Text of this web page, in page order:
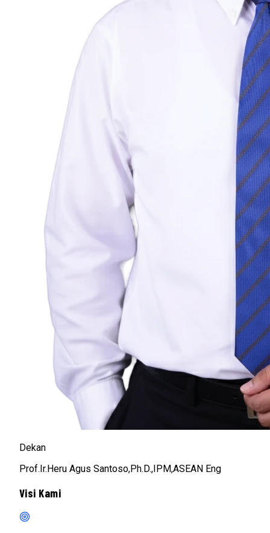
Dekan
Prof.Ir.Heru Agus Santoso,Ph.D.,IPM,ASEAN Eng
Visi Kami